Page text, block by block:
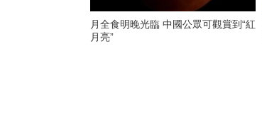
月全食明晚光臨 中國公眾可觀賞到“紅
月亮”